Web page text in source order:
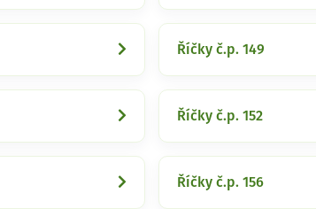
Říčky č.p. 149
Říčky č.p. 152
Říčky č.p. 156